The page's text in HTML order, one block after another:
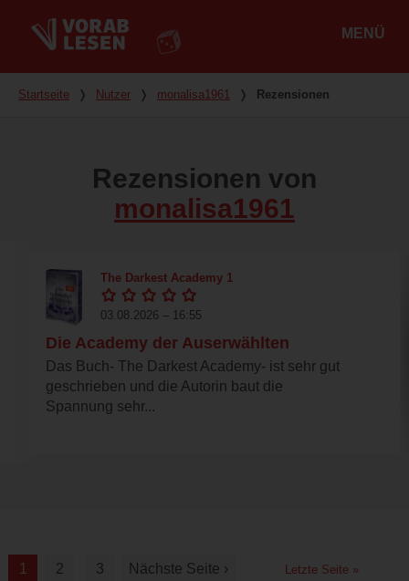
MENÜ
Du bist hier
Startseite ❭ Nutzer ❭ monalisa1961 ❭ Rezensionen
Rezensionen von
monalisa1961
The Darkest Academy 1
03.08.2026 – 16:55
Die Academy der Auserwählten
Das Buch- The Darkest Academy- ist sehr gut
geschrieben und die Autorin baut die
Spannung sehr...
1 2 3 Nächste Seite › Letzte Seite »